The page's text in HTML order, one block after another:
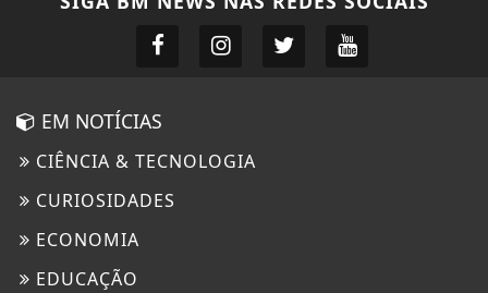
EM NOTÍCIAS
CIÊNCIA & TECNOLOGIA
CURIOSIDADES
ECONOMIA
EDUCAÇÃO